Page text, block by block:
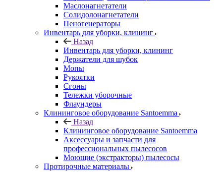
Маслонагнетатели
Солидолонагнетатели
Пеногенераторы
Инвентарь для уборки, клининг
Назад
Инвентарь для уборки, клининг
Держатели для шубок
Мопы
Рукоятки
Сгоны
Тележки уборочные
Флаундеры
Клининговое оборудование Santoemma
Назад
Клининговое оборудование Santoemma
Аксессуары и запчасти для
профессиональных пылесосов
Моющие (экстракторы) пылесосы
Протирочные материалы